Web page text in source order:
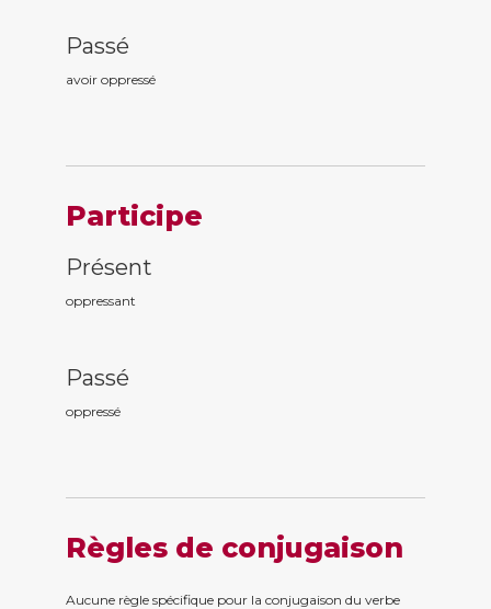
Passé
avoir oppressé
Participe
Présent
oppressant
Passé
oppressé
Règles de conjugaison
Aucune règle spécifique pour la conjugaison du verbe